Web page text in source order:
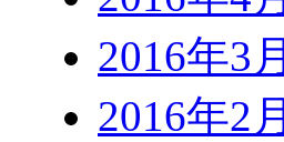
2016年3月
2016年2月